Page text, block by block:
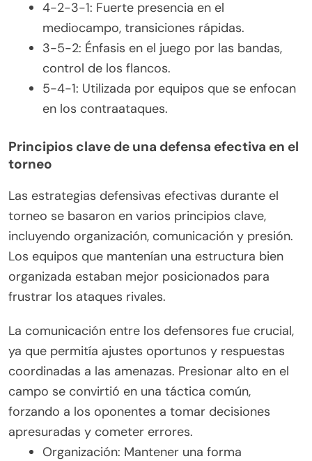
4-2-3-1: Fuerte presencia en el
mediocampo, transiciones rápidas.
3-5-2: Énfasis en el juego por las bandas,
control de los flancos.
5-4-1: Utilizada por equipos que se enfocan
en los contraataques.
Principios clave de una defensa efectiva en el
torneo
Las estrategias defensivas efectivas durante el
torneo se basaron en varios principios clave,
incluyendo organización, comunicación y presión.
Los equipos que mantenían una estructura bien
organizada estaban mejor posicionados para
frustrar los ataques rivales.
La comunicación entre los defensores fue crucial,
ya que permitía ajustes oportunos y respuestas
coordinadas a las amenazas. Presionar alto en el
campo se convirtió en una táctica común,
forzando a los oponentes a tomar decisiones
apresuradas y cometer errores.
Organización: Mantener una forma